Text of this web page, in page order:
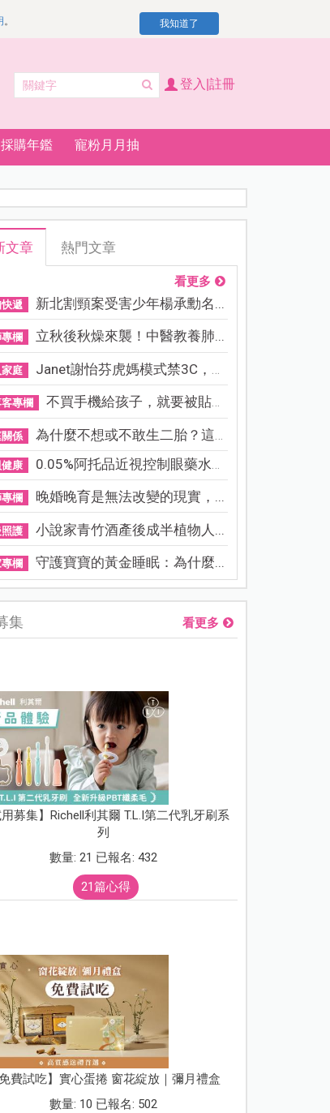
。 我知道了
登入|註冊
採購年鑑 寵粉月月抽
文章 熱門文章
看更多
遞 新北割頸案受害少年楊承勳名...
欄 立秋後秋燥來襲！中醫教養肺...
庭 Janet謝怡芬虎媽模式禁3C，看...
專欄 不買手機給孩子，就要被貼「...
係 為什麼不想或不敢生二胎？這8...
康 0.05%阿托品近視控制眼藥水納...
欄 晚婚晚育是無法改變的現實，...
護 小說家青竹酒產後成半植物人...
欄 守護寶寶的黃金睡眠：為什麼...
集 看更多
用募集】Richell利其爾 T.L.I第二代乳牙刷系
列
數量: 21 已報名: 432
21篇心得
免費試吃】實心蛋捲 窗花綻放｜彌月禮盒
數量: 10 已報名: 502